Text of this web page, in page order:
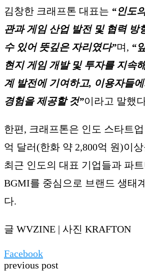
김창한 크래프톤 대표는 “인도
관과 게임 산업 발전 및 협력 방
수 있어 뜻깊은 자리였다”며, “
현지 게임 개발 및 투자를 지속
계 발전에 기여하고, 이용자들
경험을 제공할 것”이라고 말했
한편, 크래프톤은 인도 스타트
억 달러(한화 약 2,800억 원)이
최근 인도의 대표 기업들과 파
BGMI를 중심으로 브랜드 생태
다.
글 WVZINE | 사진 KRAFTON
Facebook
previous post